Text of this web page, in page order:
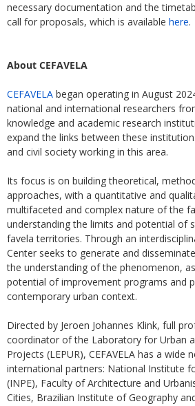
necessary documentation and the
call for proposals, which is available here.
About CEFAVELA
CEFAVELA began operating in August
national and international researchers
knowledge and academic research
expand the links between these
and civil society working in this area.
Its focus is on building theoretical,
approaches, with a quantitative and
multifaceted and complex nature of the
understanding the limits and potential of
favela territories. Through an
Center seeks to generate and
the understanding of the phenomenon,
potential of improvement programs and
contemporary urban context.
Directed by Jeroen Johannes Klink, full
coordinator of the Laboratory for Urban
Projects (LEPUR), CEFAVELA has a
international partners: National Institute
(INPE), Faculty of Architecture and
Cities, Brazilian Institute of Geography